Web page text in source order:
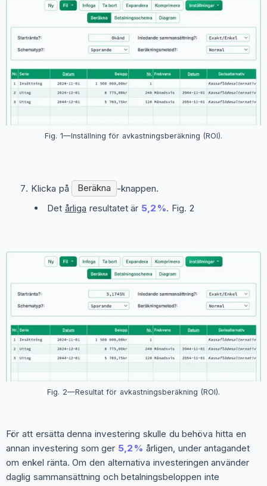
Fig. 1—Inställning för avkastningsberäkning (ROI).
Klicka på Beräkna
-knappen.
Det årliga resultatet är 5,2 %. Fig. 2
Fig. 2—Resultat för avkastningsberäkning (ROI).
För att ersätta denna investering skulle du behöva hitta en
annan investering som ger 5,2 % årligen, under antagandet
om enkel ränta. Om den alternativa investeringen använder
daglig sammansättning och betalningsbeloppen inte